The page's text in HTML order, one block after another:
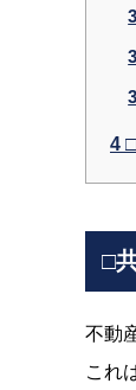
4□
□
不動
これ